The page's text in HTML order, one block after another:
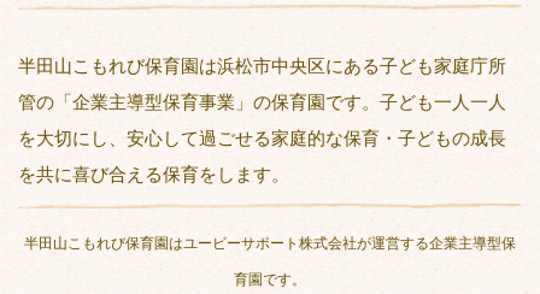
半田山こもれび保育園は浜松市中央区にある子ども家庭庁所
管の「企業主導型保育事業」の保育園です。子ども一人一人
を大切にし、安心して過ごせる家庭的な保育・子どもの成長
を共に喜び合える保育をします。
半田山こもれび保育園はユービーサポート株式会社が運営する企業主導型保
育園です。